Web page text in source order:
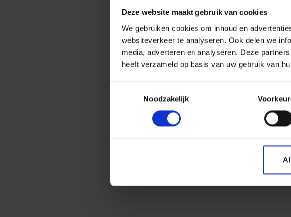
Deze website maakt gebruik van cookies
We gebruiken cookies om inhoud en
websiteverkeer te analyseren. Ook delen we
media, adverteren en analyseren. Deze
heeft verzameld op basis van uw gebruik van
Noodzakelijk